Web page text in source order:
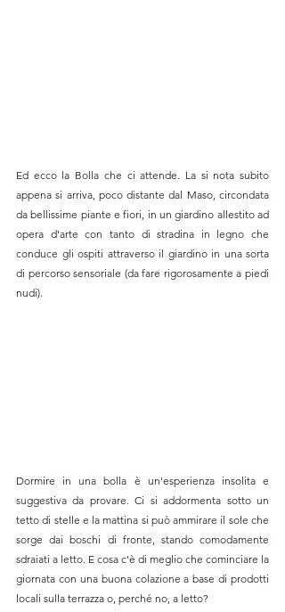
Ed ecco la Bolla che ci attende. La si nota subito
appena si arriva, poco distante dal Maso, circondata
da bellissime piante e fiori, in un giardino allestito ad
opera d'arte con tanto di stradina in legno che
conduce gli ospiti attraverso il giardino in una sorta
di percorso sensoriale (da fare rigorosamente a piedi
nudi).
Dormire in una bolla è un'esperienza insolita e
suggestiva da provare. Ci si addormenta sotto un
tetto di stelle e la mattina si può ammirare il sole che
sorge dai boschi di fronte, stando comodamente
sdraiati a letto. E cosa c'è di meglio che cominciare la
giornata con una buona colazione a base di prodotti
locali sulla terrazza o, perché no, a letto?